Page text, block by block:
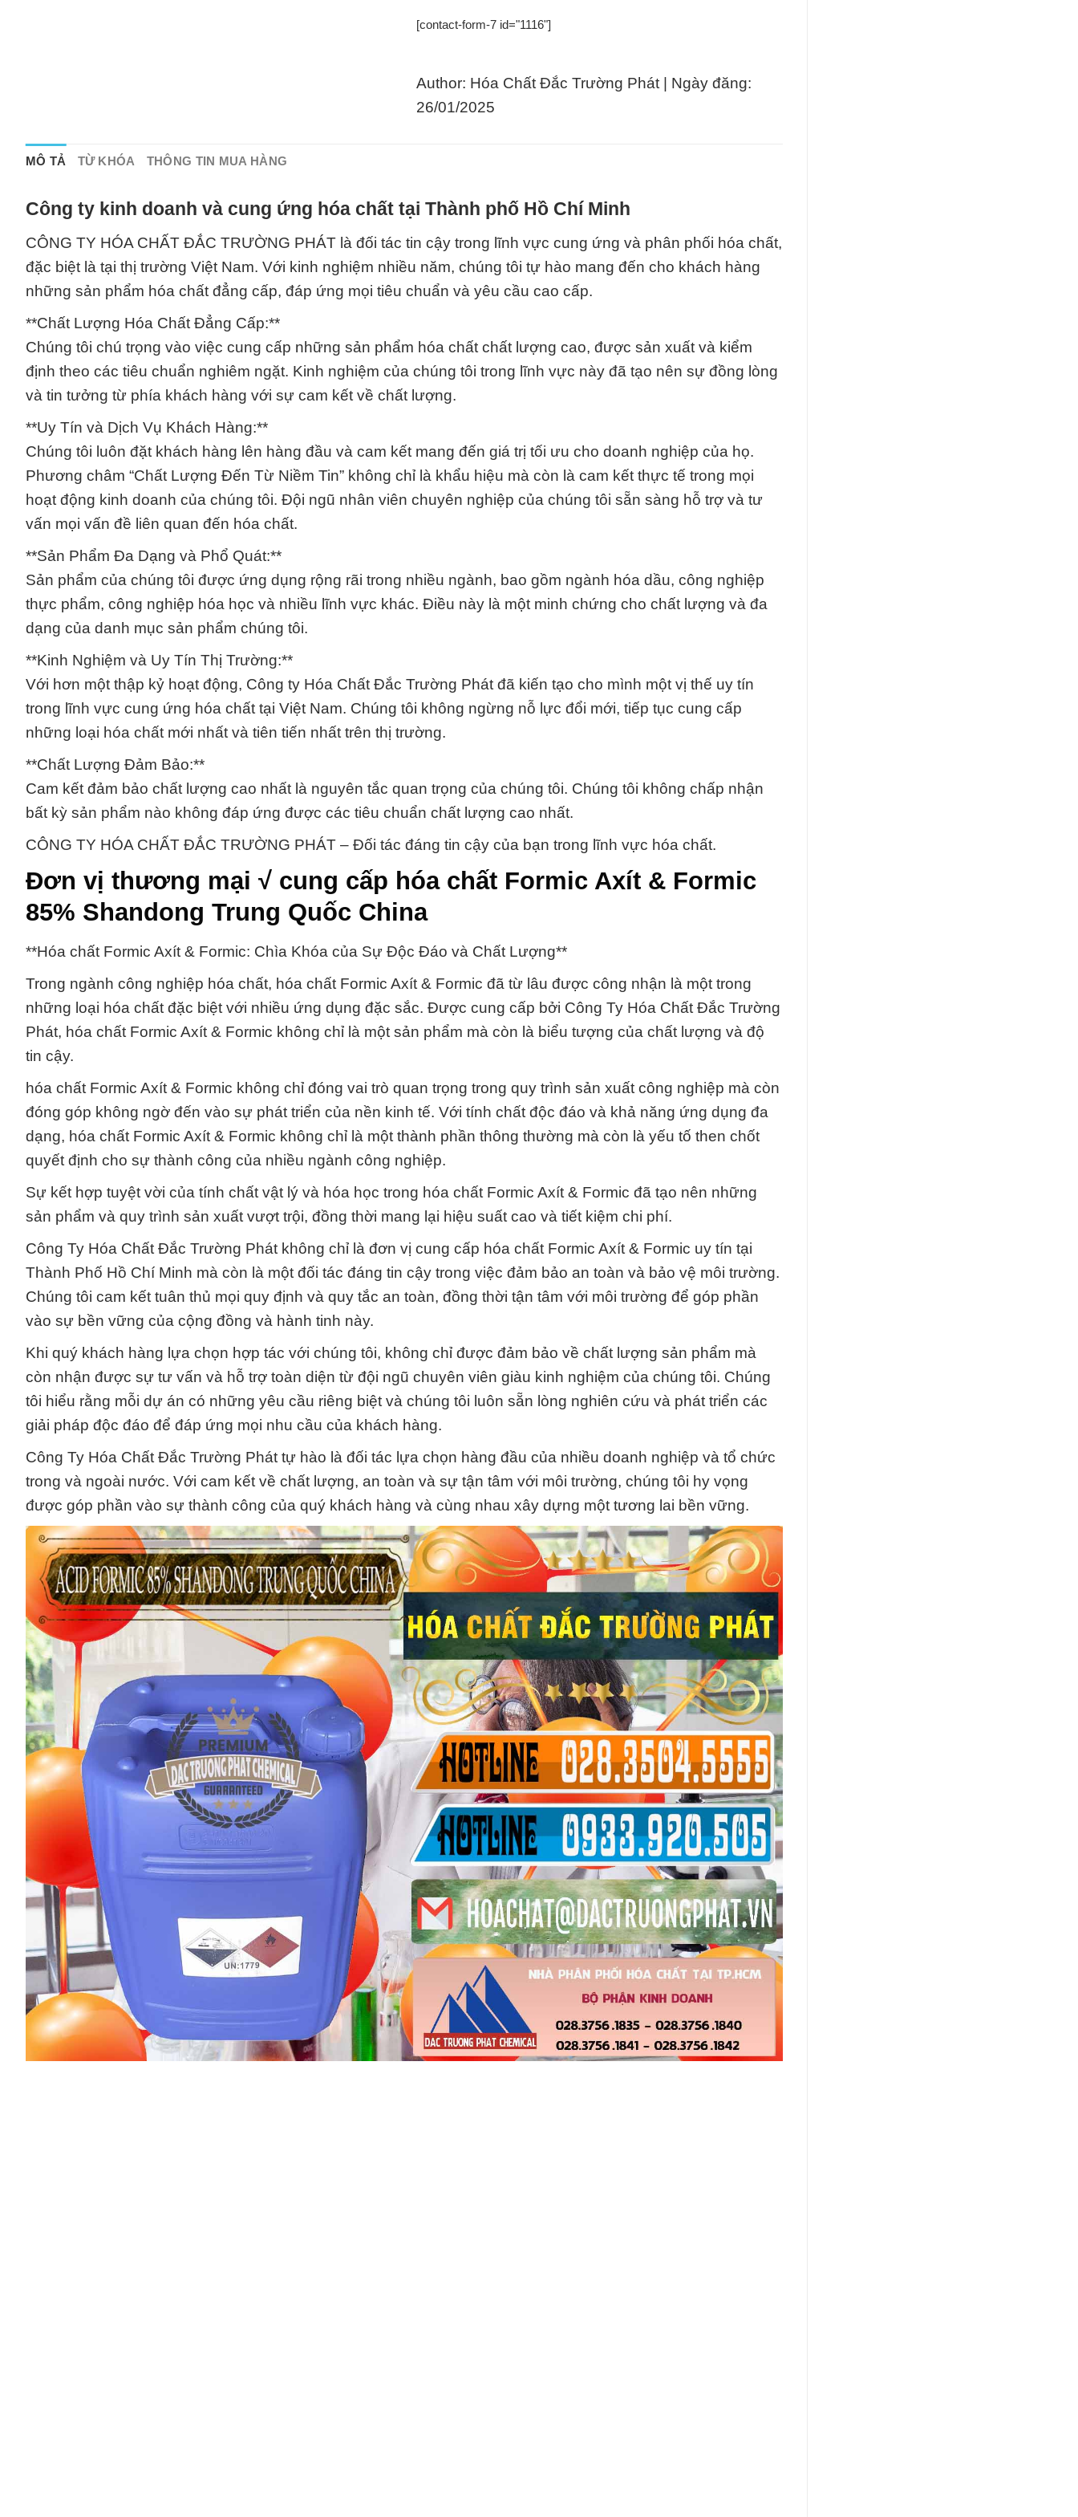
[contact-form-7 id="1116"]
Author: Hóa Chất Đắc Trường Phát | Ngày đăng:
26/01/2025
MÔ TẢ TỪ KHÓA THÔNG TIN MUA HÀNG
Công ty kinh doanh và cung ứng hóa chất tại Thành phố Hồ Chí Minh
CÔNG TY HÓA CHẤT ĐẮC TRƯỜNG PHÁT là đối tác tin cậy trong lĩnh vực cung ứng và phân phối hóa chất,
đặc biệt là tại thị trường Việt Nam. Với kinh nghiệm nhiều năm, chúng tôi tự hào mang đến cho khách hàng
những sản phẩm hóa chất đẳng cấp, đáp ứng mọi tiêu chuẩn và yêu cầu cao cấp.
**Chất Lượng Hóa Chất Đẳng Cấp:**
Chúng tôi chú trọng vào việc cung cấp những sản phẩm hóa chất chất lượng cao, được sản xuất và kiểm
định theo các tiêu chuẩn nghiêm ngặt. Kinh nghiệm của chúng tôi trong lĩnh vực này đã tạo nên sự đồng lòng
và tin tưởng từ phía khách hàng với sự cam kết về chất lượng.
**Uy Tín và Dịch Vụ Khách Hàng:**
Chúng tôi luôn đặt khách hàng lên hàng đầu và cam kết mang đến giá trị tối ưu cho doanh nghiệp của họ.
Phương châm “Chất Lượng Đến Từ Niềm Tin” không chỉ là khẩu hiệu mà còn là cam kết thực tế trong mọi
hoạt động kinh doanh của chúng tôi. Đội ngũ nhân viên chuyên nghiệp của chúng tôi sẵn sàng hỗ trợ và tư
vấn mọi vấn đề liên quan đến hóa chất.
**Sản Phẩm Đa Dạng và Phổ Quát:**
Sản phẩm của chúng tôi được ứng dụng rộng rãi trong nhiều ngành, bao gồm ngành hóa dầu, công nghiệp
thực phẩm, công nghiệp hóa học và nhiều lĩnh vực khác. Điều này là một minh chứng cho chất lượng và đa
dạng của danh mục sản phẩm chúng tôi.
**Kinh Nghiệm và Uy Tín Thị Trường:**
Với hơn một thập kỷ hoạt động, Công ty Hóa Chất Đắc Trường Phát đã kiến tạo cho mình một vị thế uy tín
trong lĩnh vực cung ứng hóa chất tại Việt Nam. Chúng tôi không ngừng nỗ lực đổi mới, tiếp tục cung cấp
những loại hóa chất mới nhất và tiên tiến nhất trên thị trường.
**Chất Lượng Đảm Bảo:**
Cam kết đảm bảo chất lượng cao nhất là nguyên tắc quan trọng của chúng tôi. Chúng tôi không chấp nhận
bất kỳ sản phẩm nào không đáp ứng được các tiêu chuẩn chất lượng cao nhất.
CÔNG TY HÓA CHẤT ĐẮC TRƯỜNG PHÁT – Đối tác đáng tin cậy của bạn trong lĩnh vực hóa chất.
Đơn vị thương mại √ cung cấp hóa chất Formic Axít & Formic
85% Shandong Trung Quốc China
**Hóa chất Formic Axít & Formic: Chìa Khóa của Sự Độc Đáo và Chất Lượng**
Trong ngành công nghiệp hóa chất, hóa chất Formic Axít & Formic đã từ lâu được công nhận là một trong
những loại hóa chất đặc biệt với nhiều ứng dụng đặc sắc. Được cung cấp bởi Công Ty Hóa Chất Đắc Trường
Phát, hóa chất Formic Axít & Formic không chỉ là một sản phẩm mà còn là biểu tượng của chất lượng và độ
tin cậy.
hóa chất Formic Axít & Formic không chỉ đóng vai trò quan trọng trong quy trình sản xuất công nghiệp mà còn
đóng góp không ngờ đến vào sự phát triển của nền kinh tế. Với tính chất độc đáo và khả năng ứng dụng đa
dạng, hóa chất Formic Axít & Formic không chỉ là một thành phần thông thường mà còn là yếu tố then chốt
quyết định cho sự thành công của nhiều ngành công nghiệp.
Sự kết hợp tuyệt vời của tính chất vật lý và hóa học trong hóa chất Formic Axít & Formic đã tạo nên những
sản phẩm và quy trình sản xuất vượt trội, đồng thời mang lại hiệu suất cao và tiết kiệm chi phí.
Công Ty Hóa Chất Đắc Trường Phát không chỉ là đơn vị cung cấp hóa chất Formic Axít & Formic uy tín tại
Thành Phố Hồ Chí Minh mà còn là một đối tác đáng tin cậy trong việc đảm bảo an toàn và bảo vệ môi trường.
Chúng tôi cam kết tuân thủ mọi quy định và quy tắc an toàn, đồng thời tận tâm với môi trường để góp phần
vào sự bền vững của cộng đồng và hành tinh này.
Khi quý khách hàng lựa chọn hợp tác với chúng tôi, không chỉ được đảm bảo về chất lượng sản phẩm mà
còn nhận được sự tư vấn và hỗ trợ toàn diện từ đội ngũ chuyên viên giàu kinh nghiệm của chúng tôi. Chúng
tôi hiểu rằng mỗi dự án có những yêu cầu riêng biệt và chúng tôi luôn sẵn lòng nghiên cứu và phát triển các
giải pháp độc đáo để đáp ứng mọi nhu cầu của khách hàng.
Công Ty Hóa Chất Đắc Trường Phát tự hào là đối tác lựa chọn hàng đầu của nhiều doanh nghiệp và tổ chức
trong và ngoài nước. Với cam kết về chất lượng, an toàn và sự tận tâm với môi trường, chúng tôi hy vọng
được góp phần vào sự thành công của quý khách hàng và cùng nhau xây dựng một tương lai bền vững.